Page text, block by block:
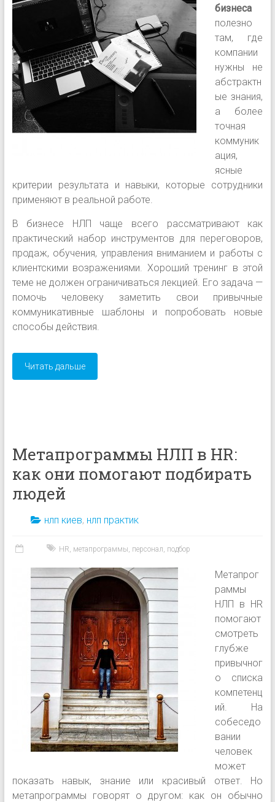
бизнеса
полезно
там, где
компании
нужны не
абстрактн
ые знания,
а более
точная
коммуник
ация,
ясные
критерии результата и навыки, которые сотрудники
применяют в реальной работе.
В бизнесе НЛП чаще всего рассматривают как
практический набор инструментов для переговоров,
продаж, обучения, управления вниманием и работы с
клиентскими возражениями. Хороший тренинг в этой
теме не должен ограничиваться лекцией. Его задача —
помочь человеку заметить свои привычные
коммуникативные шаблоны и попробовать новые
способы действия.
Читать дальше
Метапрограммы НЛП в HR:
как они помогают подбирать
людей
нлп киев, нлп практик
HR, метапрограммы, персонал, подбор
Метапрог
раммы
НЛП в HR
помогают
смотреть
глубже
привычног
о списка
компетенц
ий. На
собеседо
вании
человек
может
показать навык, знание или красивый ответ. Но
метапрограммы говорят о другом: как он обычно